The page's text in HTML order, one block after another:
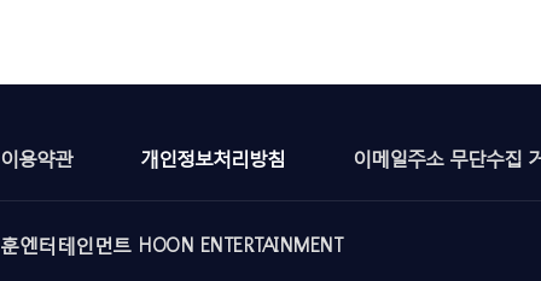
이용약관 개인정보처리방침 이메일주소 무단수집
훈엔터테인먼트 HOON ENTERTAINMENT